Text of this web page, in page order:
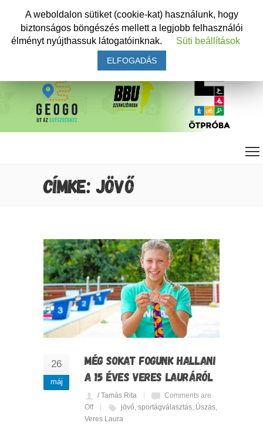
CÍMKE: JÖVŐ
26
máj
MÉG SOKAT FOGUNK HALLANI
A 15 ÉVES VERES LAURÁRÓL
/ Tamás Rita
Comments are
Off
jövő, sportágválasztás, Úszás,
Veres Laura
A weboldalon sütiket (cookie-kat) használunk, hogy
biztonságos böngészés mellett a legjobb felhasználói
élményt nyújthassuk látogatóinknak.
Süti beállítások
ELFOGADÁS